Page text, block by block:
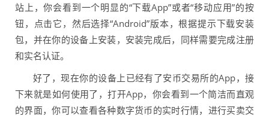
站上，你会看到一个明显的“下载App”或者“移动应用”的按
钮，点击它，然后选择“Android”版本，根据提示下载安装
包，并在你的设备上安装，安装完成后，同样需要完成注册
和实名认证。
好了，现在你的设备上已经有了安币交易所的App，接
下来就是如何使用了，打开App，你会看到一个简洁而直观
的界面，你可以查看各种数字货币的实时行情，进行买卖交